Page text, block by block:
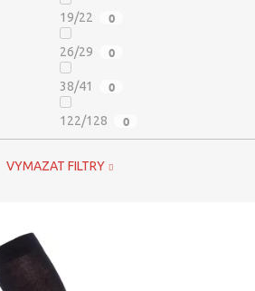
19/22 0
26/29 0
38/41 0
122/128 0
VYMAZAT FILTRY